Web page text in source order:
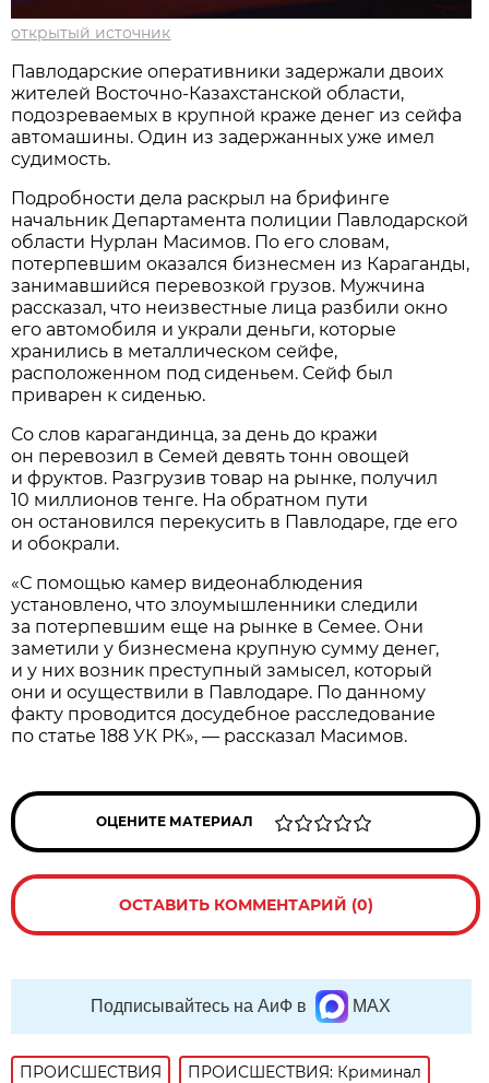
открытый источник
Павлодарские оперативники задержали двоих
жителей Восточно-Казахстанской области,
подозреваемых в крупной краже денег из сейфа
автомашины. Один из задержанных уже имел
судимость.
Подробности дела раскрыл на брифинге
начальник Департамента полиции Павлодарской
области Нурлан Масимов. По его словам,
потерпевшим оказался бизнесмен из Караганды,
занимавшийся перевозкой грузов. Мужчина
рассказал, что неизвестные лица разбили окно
его автомобиля и украли деньги, которые
хранились в металлическом сейфе,
расположенном под сиденьем. Сейф был
приварен к сиденью.
Со слов карагандинца, за день до кражи
он перевозил в Семей девять тонн овощей
и фруктов. Разгрузив товар на рынке, получил
10 миллионов тенге. На обратном пути
он остановился перекусить в Павлодаре, где его
и обокрали.
«С помощью камер видеонаблюдения
установлено, что злоумышленники следили
за потерпевшим еще на рынке в Семее. Они
заметили у бизнесмена крупную сумму денег,
и у них возник преступный замысел, который
они и осуществили в Павлодаре. По данному
факту проводится досудебное расследование
по статье 188 УК РК», — рассказал Масимов.
ОЦЕНИТЕ МАТЕРИАЛ
ОСТАВИТЬ КОММЕНТАРИЙ (0)
Подписывайтесь на АиФ в MAX
ПРОИСШЕСТВИЯ
ПРОИСШЕСТВИЯ: Криминал